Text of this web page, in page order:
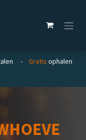
- Gratis ophalen